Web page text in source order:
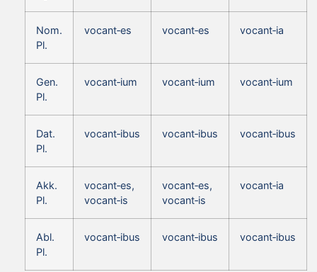
Nom.
Pl.
vocant‑es vocant‑es vocant‑ia
Gen.
Pl.
vocant‑ium vocant‑ium vocant‑ium
Dat.
Pl.
vocant‑ibus vocant‑ibus vocant‑ibus
Akk.
Pl.
vocant‑es,
vocant‑is
vocant‑es,
vocant‑is
vocant‑ia
Abl.
Pl.
vocant‑ibus vocant‑ibus vocant‑ibus